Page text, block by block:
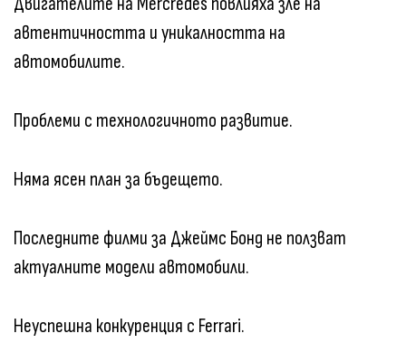
автентичността и уникалността на
автомобилите.
Проблеми с технологичното развитие.
Няма ясен план за бъдещето.
Последните филми за Джеймс Бонд не ползват
актуалните модели автомобили.
Неуспешна конкуренция с Ferrari.